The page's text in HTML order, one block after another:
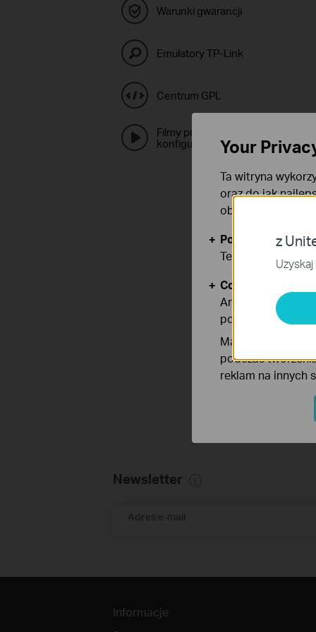
Warunki gwarancji
Emulatory TP-Link
Centrum GPL
Filmy prezentujące
konfigurację
Newsletter
Adres e-mail
Informacje
z
Your
Ta witryna
oraz do jak
obsługę plików
Podstawowe
Te pliki cookies
Cookies
Analiza - Te pliki
poprawę i
Marketing - Te
podczas
reklam na innych